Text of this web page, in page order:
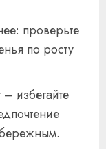
проверьте
по росту
избегайте